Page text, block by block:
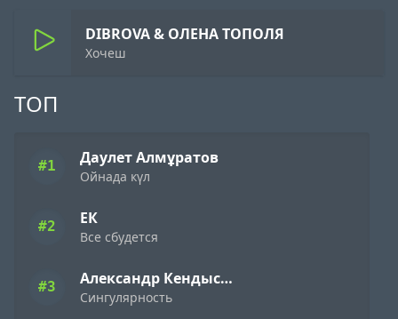
ТОП
#1 Даулет Алмұратов
Ойнада күл
#2 ЕК
Все сбудется
#3 Александр Кендысь & W.J.Rec
Сингулярность
DIBROVA & ОЛЕНА ТОПОЛЯ
Хочеш